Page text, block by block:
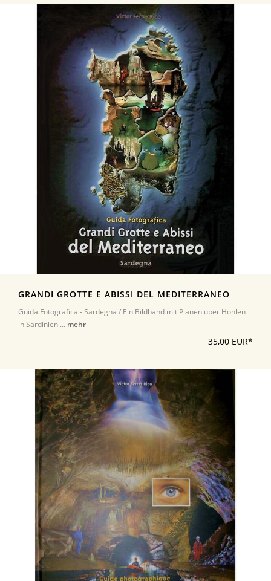
GRANDI GROTTE E ABISSI DEL MEDITERRANEO
Guida Fotografica - Sardegna / Ein Bildband mit Plänen über Höhlen
in Sardinien ... mehr
35,00 EUR*